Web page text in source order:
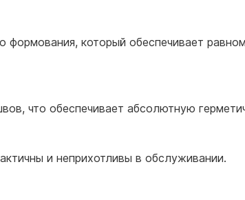
который обеспечивает
что обеспечивает абсолютную
и неприхотливы в обслуживании.